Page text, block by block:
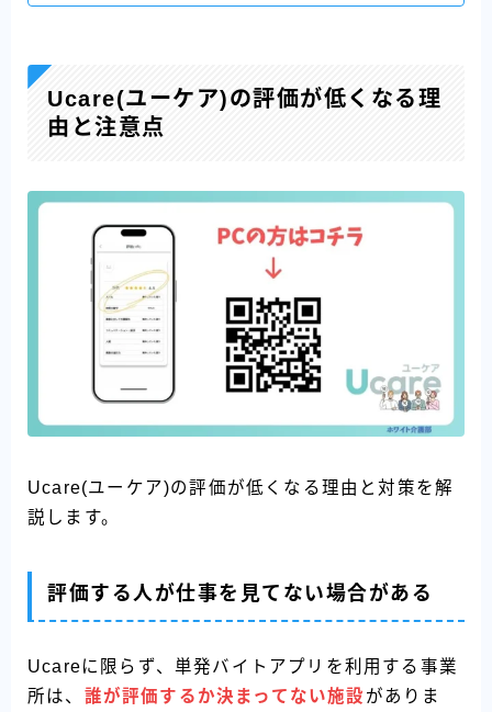
Ucare(ユーケア)の評価が低くなる理
由と注意点
Ucare(ユーケア)の評価が低くなる理由と対策を解
説します。
評価する人が仕事を見てない場合がある
Ucareに限らず、単発バイトアプリを利用する事業
所は、 誰が評価するか決まってない施設 がありま